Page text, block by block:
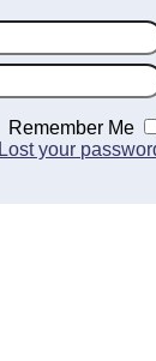
Remember Me
Lost your